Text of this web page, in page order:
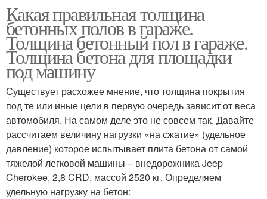
Какая правильная толщина
бетонных полов в гараже.
Толщина бетонный пол в гараже.
Толщина бетона для площадки
под машину
Существует расхожее мнение, что толщина покрытия
под те или иные цели в первую очередь зависит от веса
автомобиля. На самом деле это не совсем так. Давайте
рассчитаем величину нагрузки «на сжатие» (удельное
давление) которое испытывает плита бетона от самой
тяжелой легковой машины – внедорожника Jeep
Cherokee, 2,8 CRD, массой 2520 кг. Определяем
удельную нагрузку на бетон: